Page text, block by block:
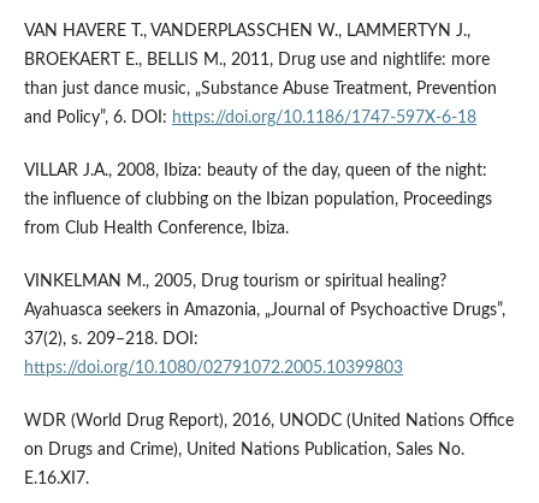
VAN HAVERE T., VANDERPLASSCHEN W., LAMMERTYN J.,
BROEKAERT E., BELLIS M., 2011, Drug use and nightlife: more
than just dance music, „Substance Abuse Treatment, Prevention
and Policy”, 6. DOI: https://doi.org/10.1186/1747-597X-6-18
VILLAR J.A., 2008, Ibiza: beauty of the day, queen of the night:
the influence of clubbing on the Ibizan population, Proceedings
from Club Health Conference, Ibiza.
VINKELMAN M., 2005, Drug tourism or spiritual healing?
Ayahuasca seekers in Amazonia, „Journal of Psychoactive Drugs”,
37(2), s. 209–218. DOI:
https://doi.org/10.1080/02791072.2005.10399803
WDR (World Drug Report), 2016, UNODC (United Nations Office
on Drugs and Crime), United Nations Publication, Sales No.
E.16.XI7.